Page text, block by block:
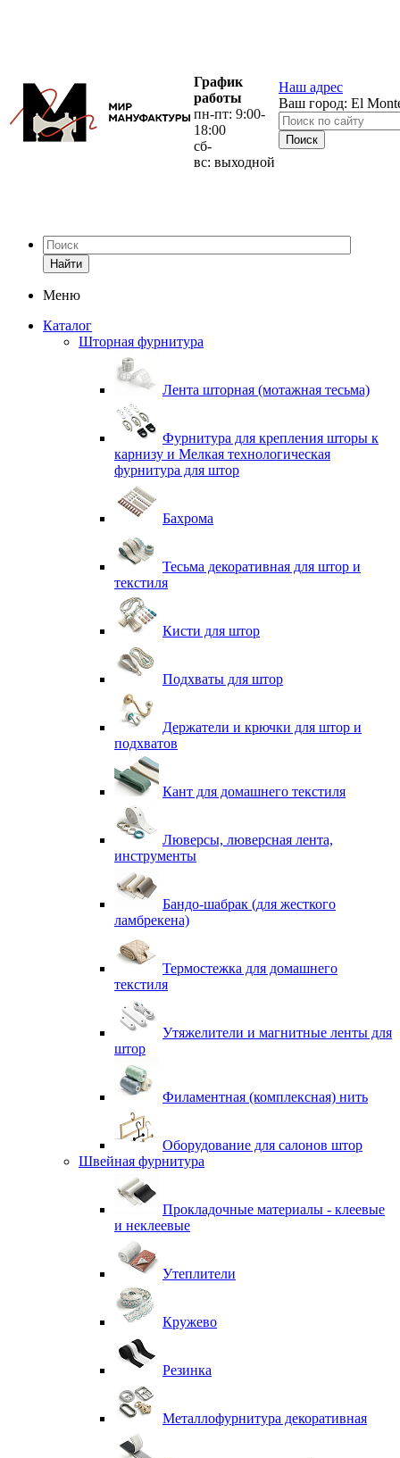
График
работы
пн-пт: 9:00-
18:00
сб-
вс: выходной
Наш адрес
Ваш город: El
Найти
Меню
Каталог
Шторная фурнитура
Лента шторная (мотажная тесьма)
Фурнитура для крепления шторы к
карнизу и Мелкая технологическая
фурнитура для штор
Бахрома
Тесьма декоративная для штор и
текстиля
Кисти для штор
Подхваты для штор
Держатели и крючки для штор и
подхватов
Кант для домашнего текстиля
Люверсы, люверсная лента,
инструменты
Бандо-шабрак (для жесткого
ламбрекена)
Термостежка для домашнего
текстиля
Утяжелители и магнитные ленты для
штор
Филаментная (комплексная) нить
Оборудование для салонов штор
Швейная фурнитура
Прокладочные материалы - клеевые
и неклеевые
Утеплители
Кружево
Резинка
Металлофурнитура декоративная